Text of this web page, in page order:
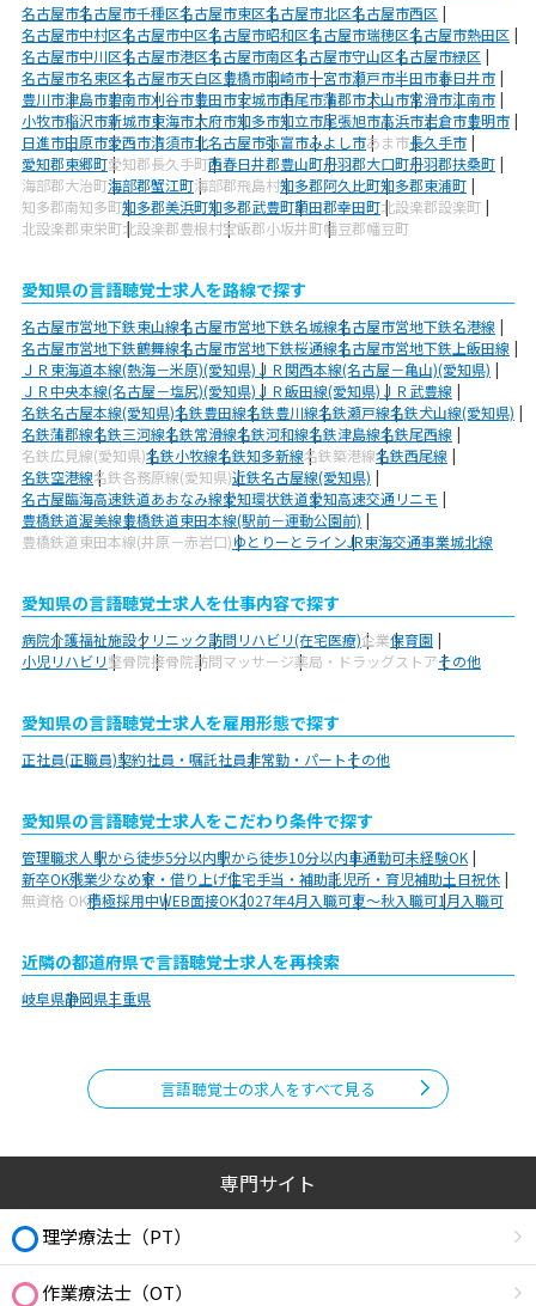
名古屋市名古屋市千種区名古屋市東区名古屋市北区名古屋市西区
名古屋市中村区名古屋市中区名古屋市昭和区名古屋市瑞穂区名古屋市熱田区
名古屋市中川区名古屋市港区名古屋市南区名古屋市守山区名古屋市緑区
名古屋市名東区名古屋市天白区豊橋市岡崎市一宮市瀬戸市半田市春日井市
豊川市津島市碧南市刈谷市豊田市安城市西尾市蒲郡市犬山市常滑市江南市
小牧市稲沢市新城市東海市大府市知多市知立市尾張旭市高浜市岩倉市豊明市
日進市田原市愛西市清須市北名古屋市弥富市みよし市あま市長久手市
愛知郡東郷町愛知郡長久手町西春日井郡豊山町丹羽郡大口町丹羽郡扶桑町
海部郡大治町海部郡蟹江町海部郡飛島村知多郡阿久比町知多郡東浦町
知多郡南知多町知多郡美浜町知多郡武豊町額田郡幸田町北設楽郡設楽町
北設楽郡東栄町北設楽郡豊根村宝飯郡小坂井町幡豆郡幡豆町
愛知県の言語聴覚士求人を路線で探す
名古屋市営地下鉄東山線名古屋市営地下鉄名城線名古屋市営地下鉄名港線
名古屋市営地下鉄鶴舞線名古屋市営地下鉄桜通線名古屋市営地下鉄上飯田線
ＪＲ東海道本線(熱海－米原)(愛知県)ＪＲ関西本線(名古屋－亀山)(愛知県)
ＪＲ中央本線(名古屋－塩尻)(愛知県)ＪＲ飯田線(愛知県)ＪＲ武豊線
名鉄名古屋本線(愛知県)名鉄豊田線名鉄豊川線名鉄瀬戸線名鉄犬山線(愛知県)
名鉄蒲郡線名鉄三河線名鉄常滑線名鉄河和線名鉄津島線名鉄尾西線
名鉄広見線(愛知県)名鉄小牧線名鉄知多新線名鉄築港線名鉄西尾線
名鉄空港線名鉄各務原線(愛知県)近鉄名古屋線(愛知県)
名古屋臨海高速鉄道あおなみ線愛知環状鉄道愛知高速交通リニモ
豊橋鉄道渥美線豊橋鉄道東田本線(駅前－運動公園前)
豊橋鉄道東田本線(井原－赤岩口)ゆとりーとラインJR東海交通事業城北線
愛知県の言語聴覚士求人を仕事内容で探す
病院介護福祉施設クリニック訪問リハビリ(在宅医療)企業保育園
小児リハビリ整骨院接骨院訪問マッサージ薬局・ドラッグストアその他
愛知県の言語聴覚士求人を雇用形態で探す
正社員(正職員)契約社員・嘱託社員非常勤・パートその他
愛知県の言語聴覚士求人をこだわり条件で探す
管理職求人駅から徒歩5分以内駅から徒歩10分以内車通勤可未経験OK
新卒OK残業少なめ寮・借り上げ住宅手当・補助託児所・育児補助土日祝休
無資格 OK積極採用中WEB面接OK2027年4月入職可夏～秋入職可1月入職可
近隣の都道府県で言語聴覚士求人を再検索
岐阜県静岡県三重県
言語聴覚士の求人をすべて見る
専門サイト
理学療法士（PT）
作業療法士（OT）